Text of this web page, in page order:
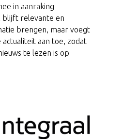
in aanraking
blijft relevante en
brengen, maar voegt
aan toe, zodat
te lezen is op